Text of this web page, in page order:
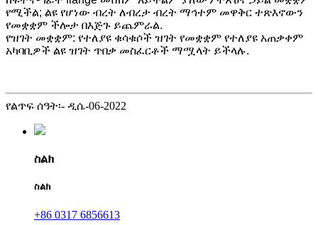
የሚችል; ልዩ የሆነው ብረት ለብረታ ብረት ማኅተም መዋቅር ተጽእኖውን
የመቋቋም ችሎታ በእጅጉ ይጨምራል.
የዝገት መቋቋም: የተለያዩ ቁሳቁሶች ዝገት የመቋቋም የተለያዩ አጠቃቀም
አካባቢዎች ልዩ ዝገት ጥበቃ መስፈርቶች ማሟላት ይችላሉ.
የልጥፍ ሰዓት፡- ዲሴ-06-2022
ስልክ
ስልክ
+86 0317 6856613